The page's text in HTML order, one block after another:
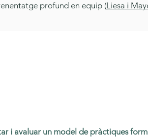
profund en equip (Liesa i
i avaluar un model de pràctiques